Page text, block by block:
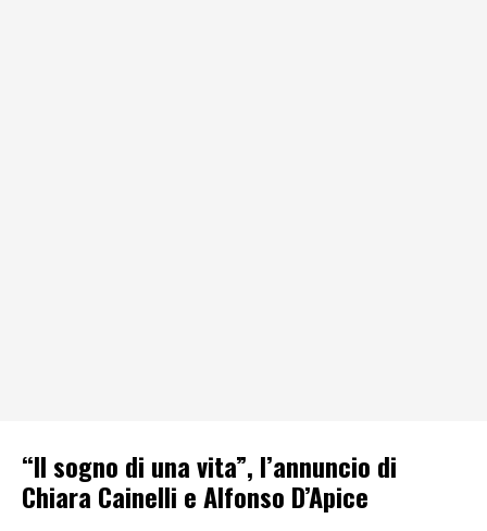
“Il sogno di una vita”, l’annuncio di
Chiara Cainelli e Alfonso D’Apice